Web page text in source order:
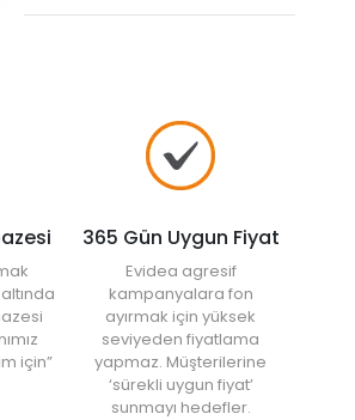
için”
365 Gün Uygun Fiyat
Evidea agresif
kampanyalara fon
ayırmak için yüksek
seviyeden fiyatlama
yapmaz. Müşterilerine
‘sürekli uygun fiyat’
sunmayı hedefler.